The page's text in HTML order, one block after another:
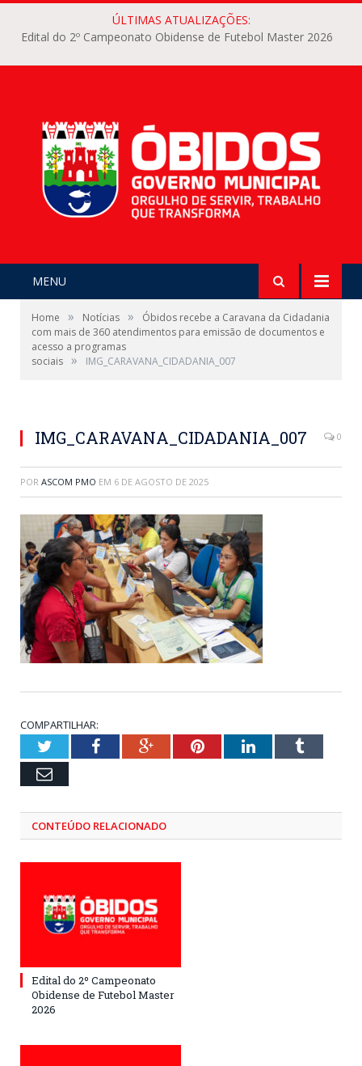
ÚLTIMAS ATUALIZAÇÕES:
Edital do 2º Campeonato Obidense de Futebol Master 2026
MENU
Home » Notícias »
Óbidos recebe a Caravana da Cidadania
com mais de 360 atendimentos para emissão de documentos e
acesso a programas
sociais » IMG_CARAVANA_CIDADANIA_007
IMG_CARAVANA_CIDADANIA_007 0
POR ASCOM PMO EM 6 DE AGOSTO DE 2025
COMPARTILHAR:
TwitterFacebookGoogle+PinterestLinkedInTumblr
Email
CONTEÚDO RELACIONADO
Edital do 2º Campeonato
Obidense de Futebol Master
2026